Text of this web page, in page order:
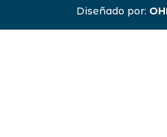
Diseñado por: